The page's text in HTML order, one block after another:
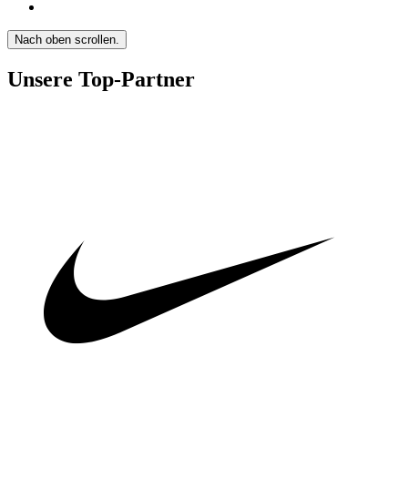
Nach oben scrollen.
Unsere Top-Partner